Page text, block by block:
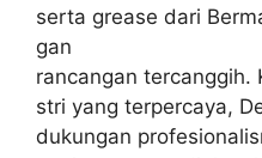
serta grease dari
gan
rancangan tercanggih.
stri yang terpercaya,
dukungan